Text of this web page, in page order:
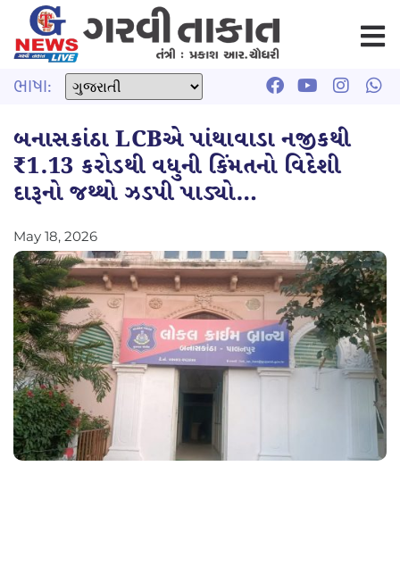
ભાષા:
બનાસકાંઠા LCBએ પાંથાવાડા નજીકથી
₹1.13 કરોડથી વધુની કિંમતનો વિદેશી
દારૂનો જથ્થો ઝડપી પાડ્યો…
May 18, 2026